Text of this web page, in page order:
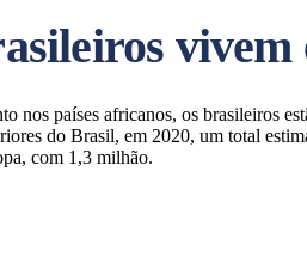
vivem
nos países africanos, os brasileiros
do Brasil, em 2020, um total
com 1,3 milhão.